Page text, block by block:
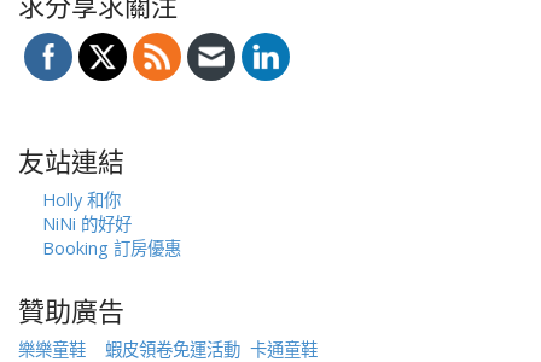
友站連結
Holly 和你
NiNi 的好好
Booking 訂房優惠
贊助廣告
樂樂童鞋 蝦皮領卷免運活動 卡通童鞋